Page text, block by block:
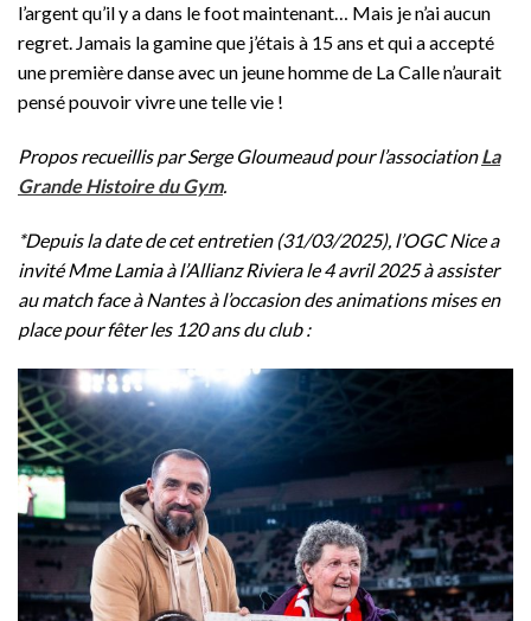
l’argent qu’il y a dans le foot maintenant… Mais je n’ai aucun
regret. Jamais la gamine que j’étais à 15 ans et qui a accepté
une première danse avec un jeune homme de La Calle n’aurait
pensé pouvoir vivre une telle vie !
Propos recueillis par Serge Gloumeaud pour l’associationLa
Grande Histoire du Gym.
*Depuis la date de cet entretien (31/03/2025), l’OGC Nice a
invité Mme Lamia à l’Allianz Riviera le 4 avril 2025 à assister
au match face à Nantes à l’occasion desanimationsmises en
place pour fêter les 120 ans du club :